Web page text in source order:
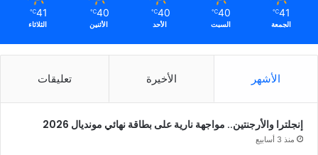
41
℃
الجمعة
40
℃
السبت
40
℃
الأحد
40
℃
الأثنين
41
℃
الثلاثاء
الأشهر الأخيرة تعليقات
إنجلترا والأرجنتين.. مواجهة نارية على بطاقة نهائي مونديال 2026
منذ 3 أسابيع